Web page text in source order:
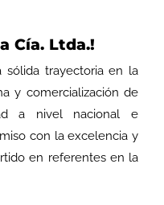
Cía. Ltda.!
sólida trayectoria en la
y comercialización de
a nivel nacional e
con la excelencia y
en referentes en la